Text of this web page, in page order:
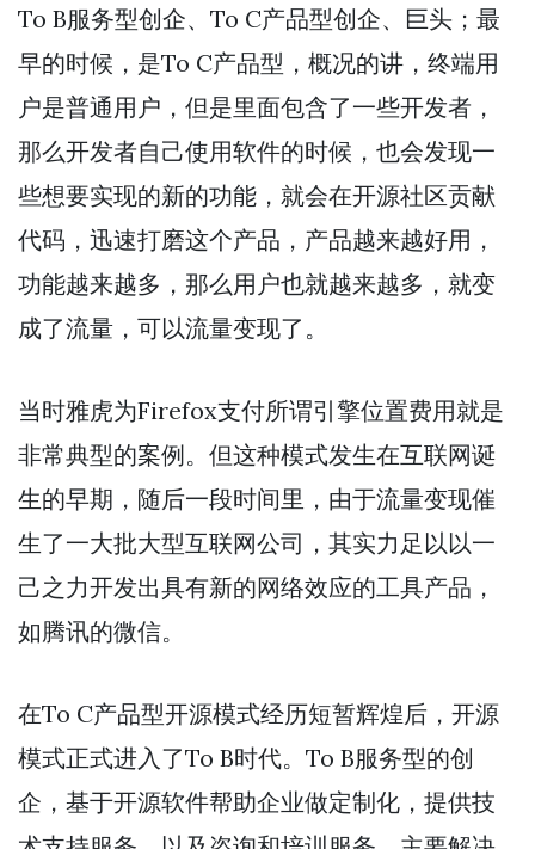
To B服务型创企、To C产品型创企、巨头；最
早的时候，是To C产品型，概况的讲，终端用
户是普通用户，但是里面包含了一些开发者，
那么开发者自己使用软件的时候，也会发现一
些想要实现的新的功能，就会在开源社区贡献
代码，迅速打磨这个产品，产品越来越好用，
功能越来越多，那么用户也就越来越多，就变
成了流量，可以流量变现了。
当时雅虎为Firefox支付所谓引擎位置费用就是
非常典型的案例。但这种模式发生在互联网诞
生的早期，随后一段时间里，由于流量变现催
生了一大批大型互联网公司，其实力足以以一
己之力开发出具有新的网络效应的工具产品，
如腾讯的微信。
在To C产品型开源模式经历短暂辉煌后，开源
模式正式进入了To B时代。To B服务型的创
企，基于开源软件帮助企业做定制化，提供技